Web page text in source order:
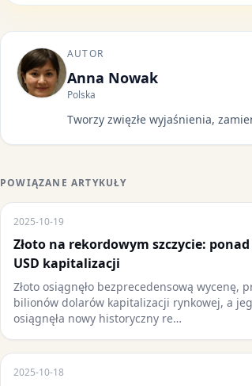
AUTOR
Anna Nowak
Polska
Tworzy zwięzłe wyjaśnienia,
POWIĄZANE ARTYKUŁY
2025-10-19
Złoto na rekordowym szczycie:
USD kapitalizacji
Złoto osiągnęło bezprecedensową wycenę,
bilionów dolarów kapitalizacji rynkowej, a
osiągnęła nowy historyczny re…
2025-10-18